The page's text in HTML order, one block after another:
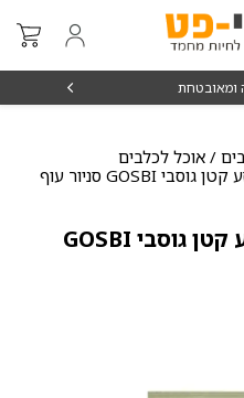
ומאובטחת
/ אוכל לכלבים
/ אוכל לכלבים מבוגרים גזע קטן גוסבי GOSBI סניור עוף
אוכל לכלבים מבוגרים גזע קטן גוסבי GOSBI